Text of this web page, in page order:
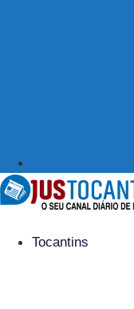
Tocantins